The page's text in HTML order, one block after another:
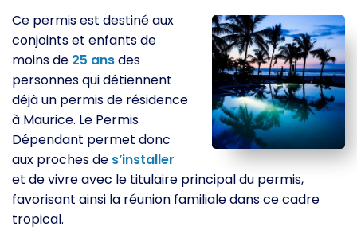
Ce permis est destiné aux
conjoints et enfants de
moins de 25 ansdes
personnes qui détiennent
déjà un permis de résidence
à Maurice. Le Permis
Dépendant permet donc
aux proches de s’installer
et de vivre avec le titulaire principal du permis,
favorisant ainsi la réunion familiale dans ce cadre
tropical.